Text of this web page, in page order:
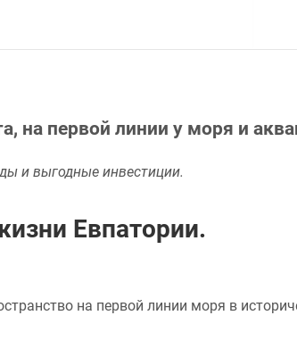
на первой линии у моря и
и выгодные инвестиции.
Евпатории.
на первой линии моря в